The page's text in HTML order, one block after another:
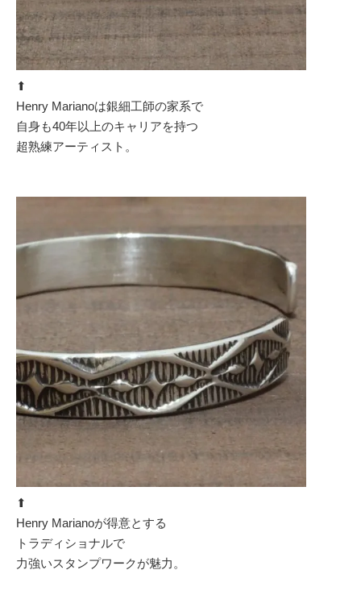
⬆︎
Henry Marianoは銀細工師の家系で
自身も40年以上のキャリアを持つ
超熟練アーティスト。
⬆︎
Henry Marianoが得意とする
トラディショナルで
力強いスタンプワークが魅力。